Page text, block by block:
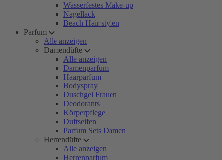
Wasserfestes Make-up
Nagellack
Beach Hair stylen
Parfum
Alle anzeigen
Damendüfte
Alle anzeigen
Damenparfum
Haarparfum
Bodyspray
Duschgel Frauen
Deodorants
Körperpflege
Duftseifen
Parfum Sets Damen
Herrendüfte
Alle anzeigen
Herrenparfum